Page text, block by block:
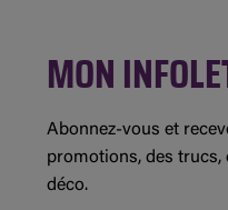
Saint-Jean-sur-
Détails des
Instagram
MON
Abonnez-vous et
promotions, des trucs,
déco.